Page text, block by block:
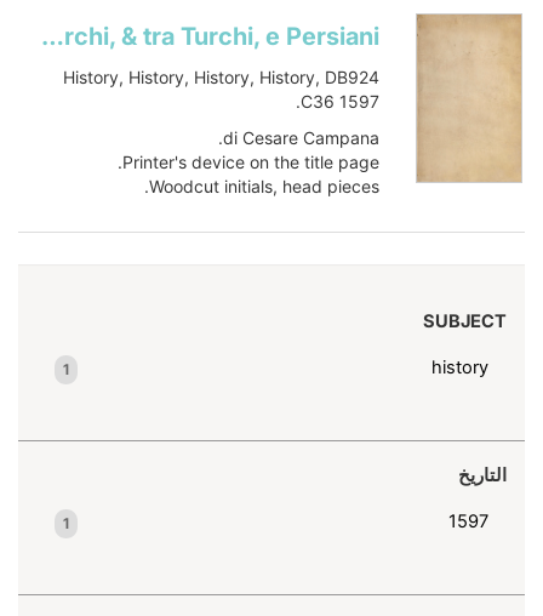
Compendio historico, delle guerre ultimamente successe tra Christiani & Turchi, & tra Turchi, e Persiani: nel quale particolarmente si descrivono quelle fatte in Ungheria & Transilvania, fino al presente anno M D XCVII : dove per più facilità de' lettori si è posta in disegno essa Ungheria & Transilvania, con tutte sue provincie, città, fortezze, monti, laghi, & fiumi, il tutto situato a suo luogo, come si può vedere per la scala delle miglia italiane, che in essa figura si contiene : con un somario dell' origine de' Turchi, vite di tutti i prencipi di casa Ottomana : & un' arbore, nel quale si contengono tutti gli imperatori di detta casaCompendio historico, delle gverre vltimamente successe tra Christiani, & Turchi, & tra Turchi, e Persiani
History, History, History, History, DB924
.C36 1597
di Cesare Campana.
Printer's device on the title page.
Woodcut initials, head pieces.
First edition of Campana's "Historical
SUBJECT
history
1
التاريخ
1597
1